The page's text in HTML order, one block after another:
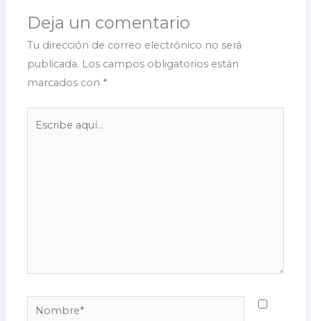
Deja un comentario
Tu dirección de correo electrónico no será
publicada. Los campos obligatorios están
marcados con *
Nombre*